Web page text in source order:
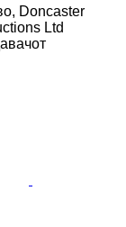
Doncaster
Ltd